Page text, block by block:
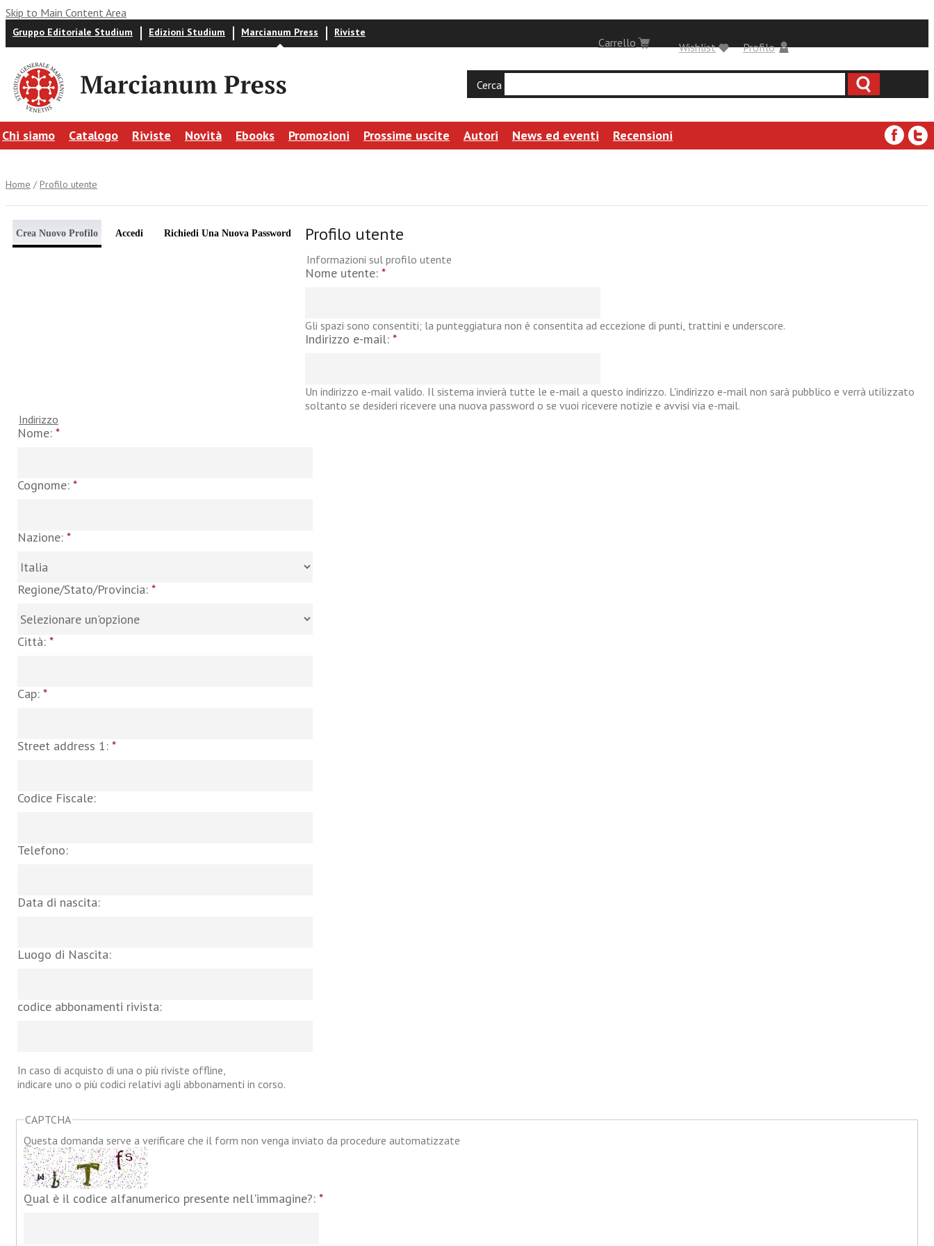
Skip to Main Content Area
Gruppo Editoriale Studium Edizioni Studium Marcianum Press Riviste
Carrello Profilo
Wishlist
Cerca
Chi siamo Catalogo Riviste Novità Ebooks Promozioni Prossime uscite Autori News ed eventi Recensioni
Home / Profilo utente
Crea Nuovo Profilo Accedi Richiedi Una Nuova Password Profilo utente
Informazioni sul profilo utente
Nome utente: *
Gli spazi sono consentiti; la punteggiatura non è consentita ad eccezione di punti, trattini e underscore.
Indirizzo e-mail: *
Un indirizzo e-mail valido. Il sistema invierà tutte le e-mail a questo indirizzo. L'indirizzo e-mail non sarà pubblico e verrà utilizzato
soltanto se desideri ricevere una nuova password o se vuoi ricevere notizie e avvisi via e-mail.
Indirizzo
Nome: *
Cognome: *
Nazione: *
Regione/Stato/Provincia: *
Città: *
Cap: *
Street address 1: *
Codice Fiscale:
Telefono:
Data di nascita:
Luogo di Nascita:
codice abbonamenti rivista:
In caso di acquisto di una o più riviste offline,
indicare uno o più codici relativi agli abbonamenti in corso.
CAPTCHA
Questa domanda serve a verificare che il form non venga inviato da procedure automatizzate
Qual è il codice alfanumerico presente nell'immagine?: *